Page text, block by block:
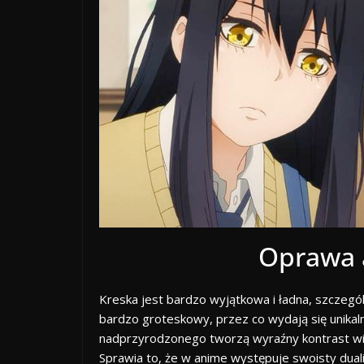
Kreska jest bardzo wyjątkowa i ładna,
bardzo groteskowy, przez co wydają się
nadprzyrodzonego tworzą wyraźny kontrast
Sprawia to, że w anime występuje swoisty